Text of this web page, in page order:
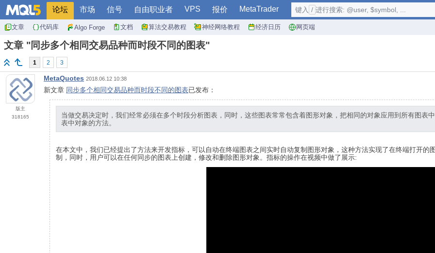
论坛 市场 信号 自由职业者 VPS 报价 MetaTrader
文章 代码库 Algo Forge 文档 算法交易教程 神经网络教程 经济日历 网页端
键入 / 进行搜索: @user, $symbol, ...
文章 "同步多个相同交易品种而时段不同的图表"
1 2 3
版主
318165
MetaQuotes 2018.06.12 10:38
新文章 同步多个相同交易品种而时段不同的图表已发布：
当做交易决定时，我们经常必须在多个时段分析图表，同时，这些图表常常包含着图形对象，把相同的对象应用到所有图表
表中对象的方法。
在本文中，我们已经提出了方法来开发指标，可以自动在终端图表之间实时自动复制图形对象，这种方法实现了在终端打开
制，同时，用户可以在任何同步的图表上创建，修改和删除图形对象。指标的操作在视频中做了展示: